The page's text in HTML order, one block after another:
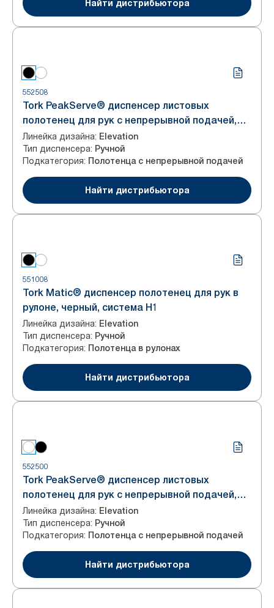
Найти дистрибьютора
552508
Tork PeakServe® диспенсер листовых
полотенец для рук с непрерывной подачей,
черный, система H5
Линейка дизайна: Elevation
Тип диспенсера: Ручной
Подкатегория: Полотенца с непрерывной подачей
Найти дистрибьютора
551008
Tork Matic® диспенсер полотенец для рук в
рулоне, черный, система H1
Линейка дизайна: Elevation
Тип диспенсера: Ручной
Подкатегория: Полотенца в рулонах
Найти дистрибьютора
552500
Tork PeakServe® диспенсер листовых
полотенец для рук с непрерывной подачей,
белый, система H5
Линейка дизайна: Elevation
Тип диспенсера: Ручной
Подкатегория: Полотенца с непрерывной подачей
Найти дистрибьютора